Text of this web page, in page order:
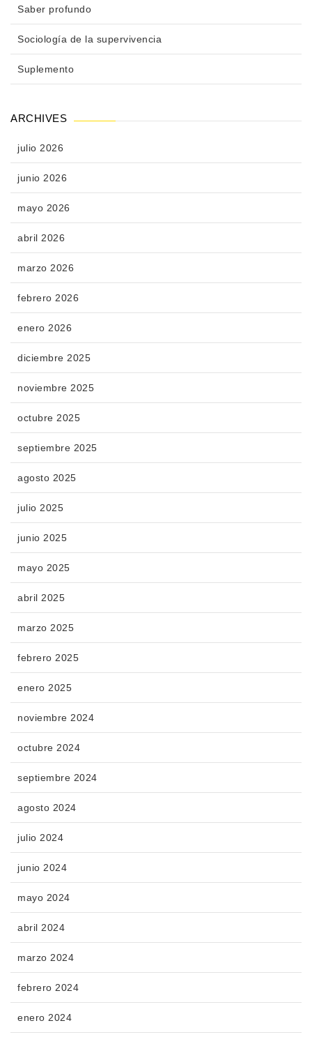
Saber profundo
Sociología de la supervivencia
Suplemento
ARCHIVES
julio 2026
junio 2026
mayo 2026
abril 2026
marzo 2026
febrero 2026
enero 2026
diciembre 2025
noviembre 2025
octubre 2025
septiembre 2025
agosto 2025
julio 2025
junio 2025
mayo 2025
abril 2025
marzo 2025
febrero 2025
enero 2025
noviembre 2024
octubre 2024
septiembre 2024
agosto 2024
julio 2024
junio 2024
mayo 2024
abril 2024
marzo 2024
febrero 2024
enero 2024